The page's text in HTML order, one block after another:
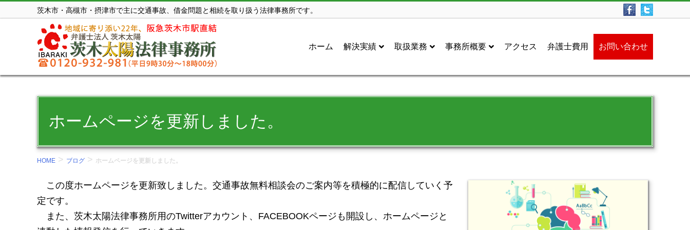
茨木市・高槻市・摂津市で主に交通事故、借金問題と相続を取り扱う法律事務所です。
ホーム 解決実績 取扱業務 事務所概要 アクセス 弁護士費用 お問い合わせ
ホームページを更新しました。
HOME > ブログ > ホームページを更新しました。
この度ホームページを更新致しました。交通事故無料相談会のご案内等を積極的に配信していく予
定です。
また、茨木太陽法律事務所用のTwitterアカウント、FACEBOOKページも開設し、ホームページと